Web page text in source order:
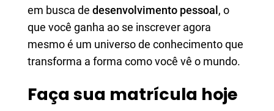
em busca de desenvolvimento pessoal, o
que você ganha ao se inscrever agora
mesmo é um universo de conhecimento que
transforma a forma como você vê o mundo.
Faça sua matrícula hoje